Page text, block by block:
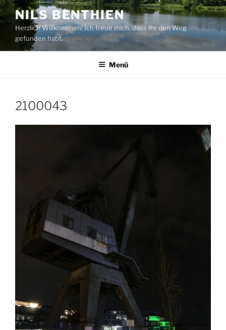
Zum
Inhalt
springen
NILS BENTHIEN
Herzlich Willkommen! Ich freue mich, dass Ihr den Weg
gefunden habt.
Menü
2100043